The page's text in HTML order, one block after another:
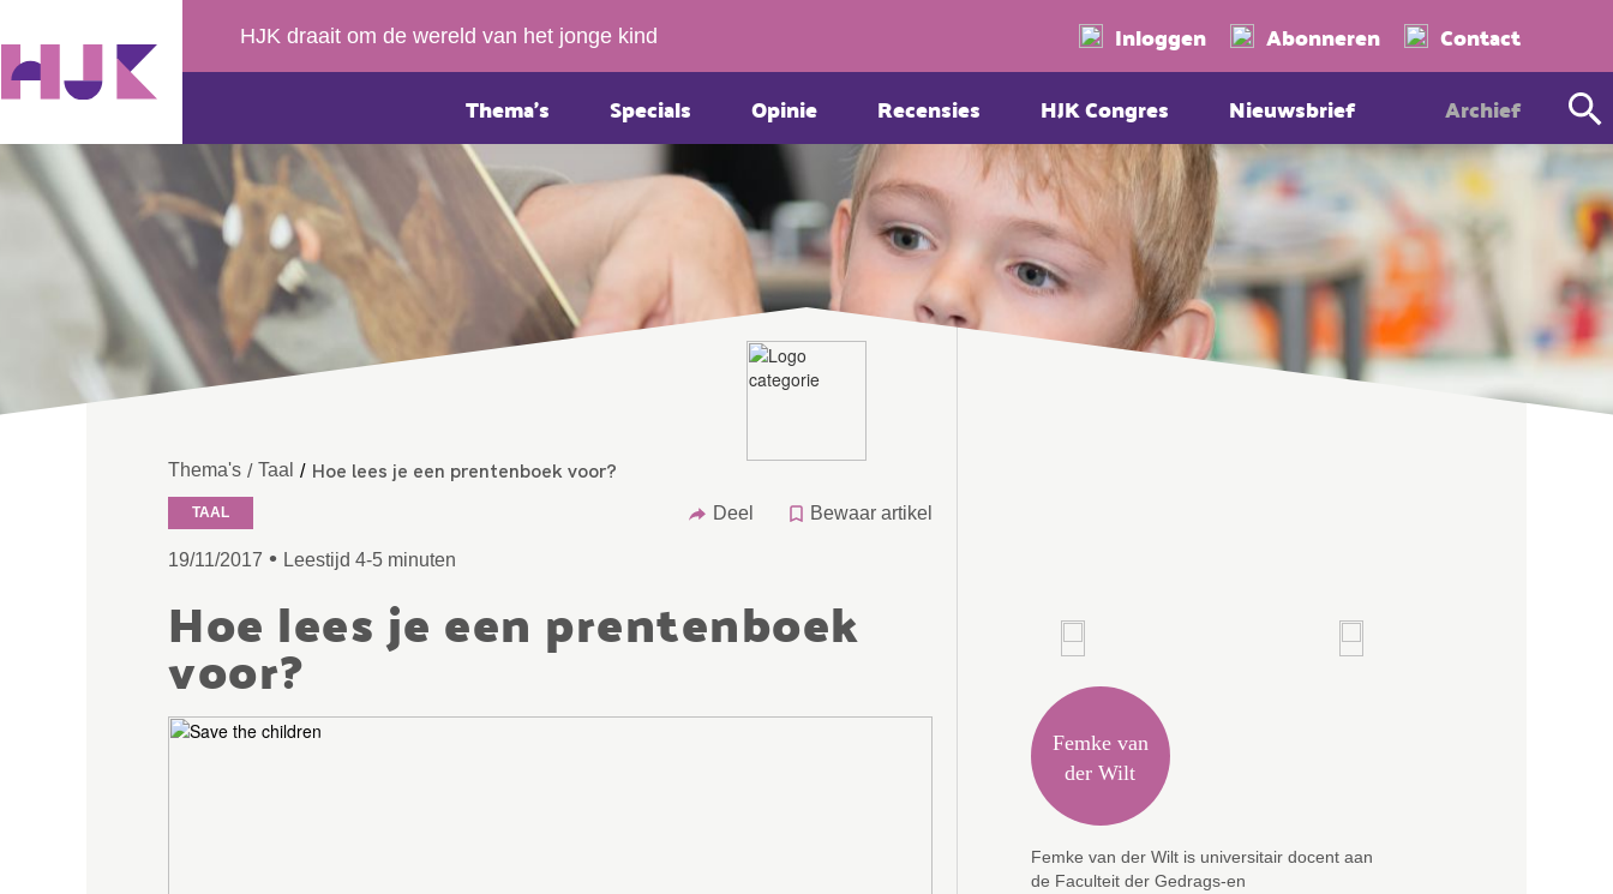
HJK draait om de wereld van het jonge kind Inloggen Abonneren
Contact
Thema’s
Specials Opinie Recensies HJK Congres Nieuwsbrief Archief
Zoeken
Thema's / Taal / Hoe lees je een prentenboek voor?
TAAL Deel Bewaar artikel
19/11/2017 • Leestijd 4-5 minuten
Hoe lees je een prentenboek
voor?
Femke van der Wilt is universitair docent aan
de Faculteit der Gedrags-en
Femke van
der Wilt